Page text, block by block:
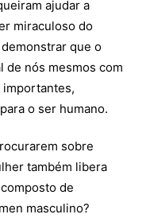
ajudar a
miraculoso do
que o
de nós mesmos com
importantes,
o ser humano.
sobre
também libera
de
masculino?